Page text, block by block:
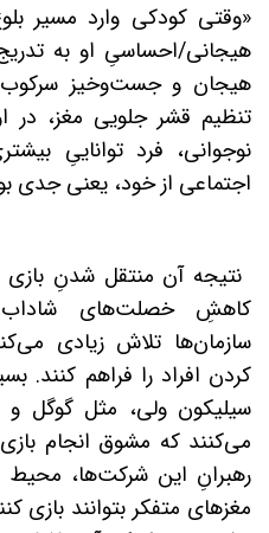
«وقتی کودکی وارد مسیر
هیجانی/احساسیِ او به
هیجان و جست‌وخیز سرکوب
تنظیم قشر جلویی مغز، در
نوجوانی، فردتواناییِ
اجتماعی از خود، یعنی جدی
نتیجه آن منتقل شدنِ بازی
کاهشِ خصلت‌های
سازمان‌ها تلاش زیادی
کردن افراد را فراهم کنند.
سیلیکون ولی، مثل گوگل و
می‌کنند که مشوق انجام
رهبرانِ این شرکت‌ها،
مغزهای متفکر بتوانند بازی